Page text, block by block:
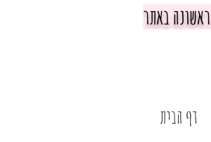
דף הבית